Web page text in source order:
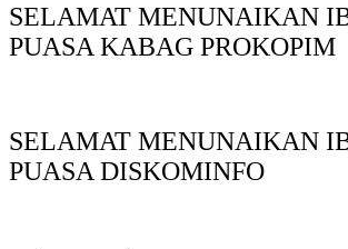
SELAMAT MENUNAIKAN
PUASA KABAG PROKOPIM
SELAMAT MENUNAIKAN
PUASA DISKOMINFO